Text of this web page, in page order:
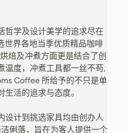
哲学及设计美学的追求尽在
世界各地当季优质精品咖啡
焙及冲煮方面更是结合了创
温度，冲煮工具都一丝不苟,
Coffee 所给予的不只是单
活的追求与态度。
设计到挑选家具均由创办人
俐落，旨在为客人提供一个